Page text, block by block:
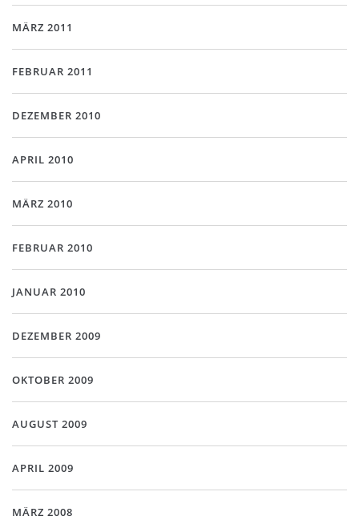
MÄRZ 2011
FEBRUAR 2011
DEZEMBER 2010
APRIL 2010
MÄRZ 2010
FEBRUAR 2010
JANUAR 2010
DEZEMBER 2009
OKTOBER 2009
AUGUST 2009
APRIL 2009
MÄRZ 2008